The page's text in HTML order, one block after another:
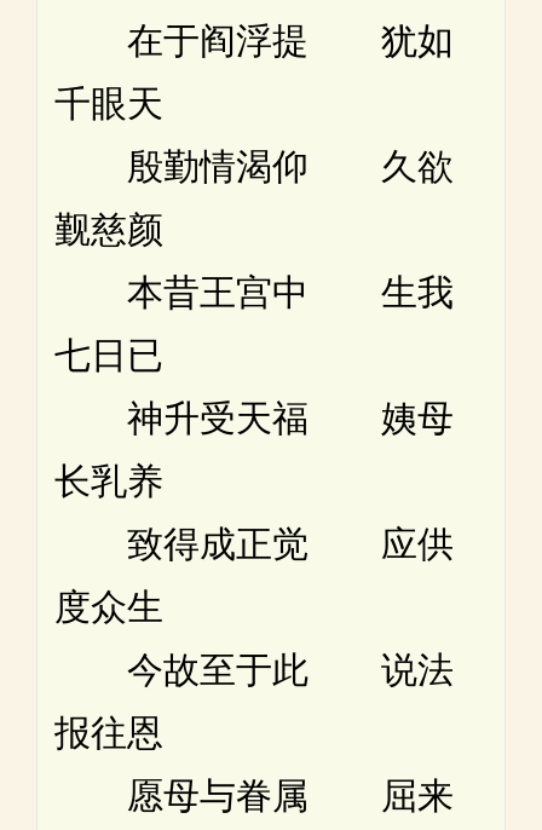
在于阎浮提 犹如
千眼天
殷勤情渴仰 久欲
觐慈颜
本昔王宫中 生我
七日已
神升受天福 姨母
长乳养
致得成正觉 应供
度众生
今故至于此 说法
报往恩
愿母与眷属 屈来